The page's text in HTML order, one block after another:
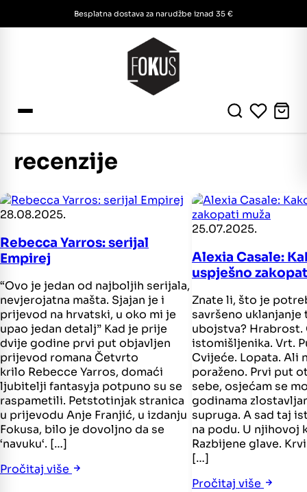
Besplatna dostava za narudžbe iznad 35 €
recenzije
28.08.2025.
Rebecca Yarros: serijal
Empirej
“Ovo je jedan od najboljih serijala,
nevjerojatna mašta. Sjajan je i
prijevod na hrvatski, u oko mi je
upao jedan detalj” Kad je prije
dvije godine prvi put objavljen
prijevod romana Četvrto
krilo Rebecce Yarros, domaći
ljubitelji fantasyja potpuno su se
raspametili. Petstotinjak stranica
u prijevodu Anje Franjić, u izdanju
Fokusa, bilo je dovoljno da se
‘navuku‘. […]
Pročitaj više
25.07.2025.
Alexia Casale:
uspješno
Znate li, što je
savršeno uklanjanje
ubojstva? Hrabrost.
istomišljenika. Vrt.
Cvijeće. Lopata. Ali
poraženo. Prvi put
sebe, osjećam se
godinama
supruga. A sad taj
na podu. U njihovoj
Razbijene glave.
[…]
Pročitaj više